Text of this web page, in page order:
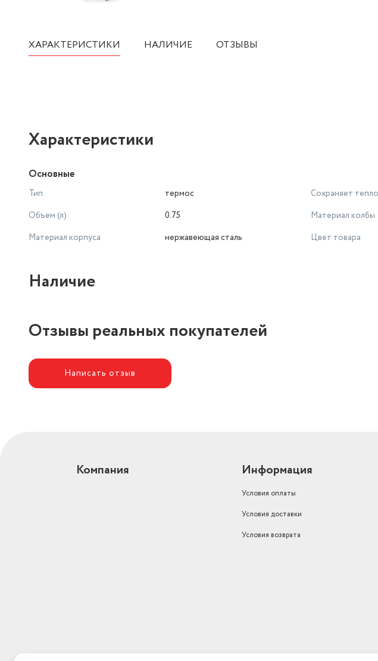
ХАРАКТЕРИСТИКИ НАЛИЧИЕ ОТЗЫВЫ
Характеристики
Основные
Тип
термос
Объем (л)
0.75
Материал корпуса
нержавеющая сталь
Сохраняет
Материал колбы
Цвет товара
Наличие
Отзывы реальных покупателей
Написать отзыв
Компания Информация
Условия оплаты
Условия доставки
Условия возврата